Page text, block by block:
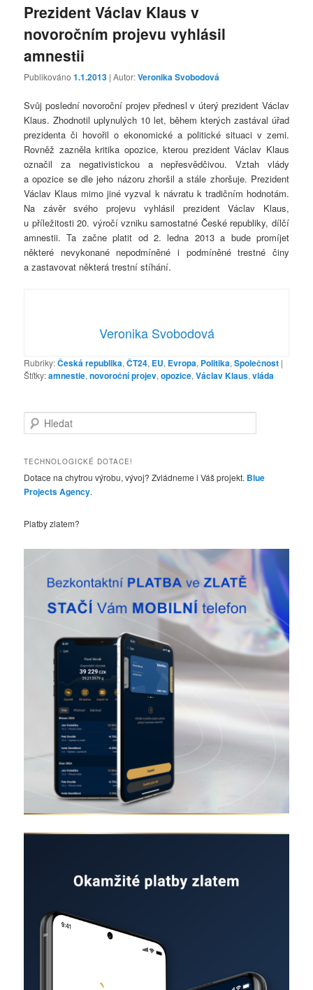
Prezident Václav Klaus v
novoročním projevu vyhlásil
amnestii
Publikováno1.1.2013 | Autor:Veronika Svobodová
Svůj poslední novoroční projev přednesl v úterý prezident Václav
Klaus. Zhodnotil uplynulých 10 let, během kterých zastával úřad
prezidenta či hovořil o ekonomické a politické situaci v zemi.
Rovněž zazněla kritika opozice, kterou prezident Václav Klaus
označil za negativistickou a nepřesvědčivou. Vztah vlády
a opozice se dle jeho názoru zhoršil a stále zhoršuje. Prezident
Václav Klaus mimo jiné vyzval k návratu k tradičním hodnotám.
Na závěr svého projevu vyhlásil prezident Václav Klaus,
u příležitosti 20. výročí vzniku samostatné České republiky, dílčí
amnestii. Ta začne platit od 2. ledna 2013 a bude promíjet
některé nevykonané nepodmíněné i podmíněné trestné činy
a zastavovat některá trestní stíhání.
Veronika Svobodová
Rubriky:Česká republika,ČT24, EU, Evropa, Politika,Společnost |
Štítky:amnestie,novoroční projev,opozice,Václav Klaus,vláda
l
d
t
TECHNOLOGICKÉ DOTACE!
Dotace na chytrou výrobu, vývoj? Zvládneme i Váš projekt. Blue
Projects Agency.
Platby zlatem?